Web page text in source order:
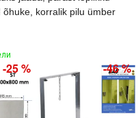
korralik pilu ümber
-25 % -46 %